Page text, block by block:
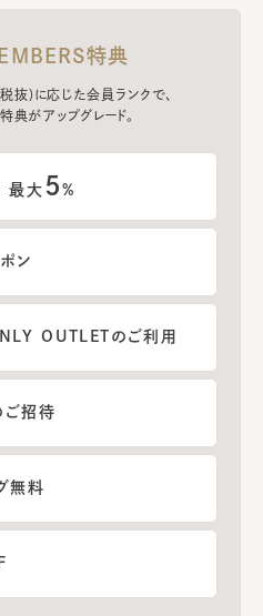
特典
抜)に応じた会員ランクで、
典がアップグレード。
最大 5%
ン
OUTLETのご利用
ご招待
無料